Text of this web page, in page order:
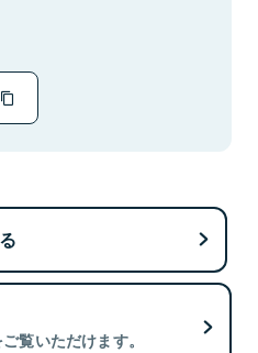
覧いただけます。